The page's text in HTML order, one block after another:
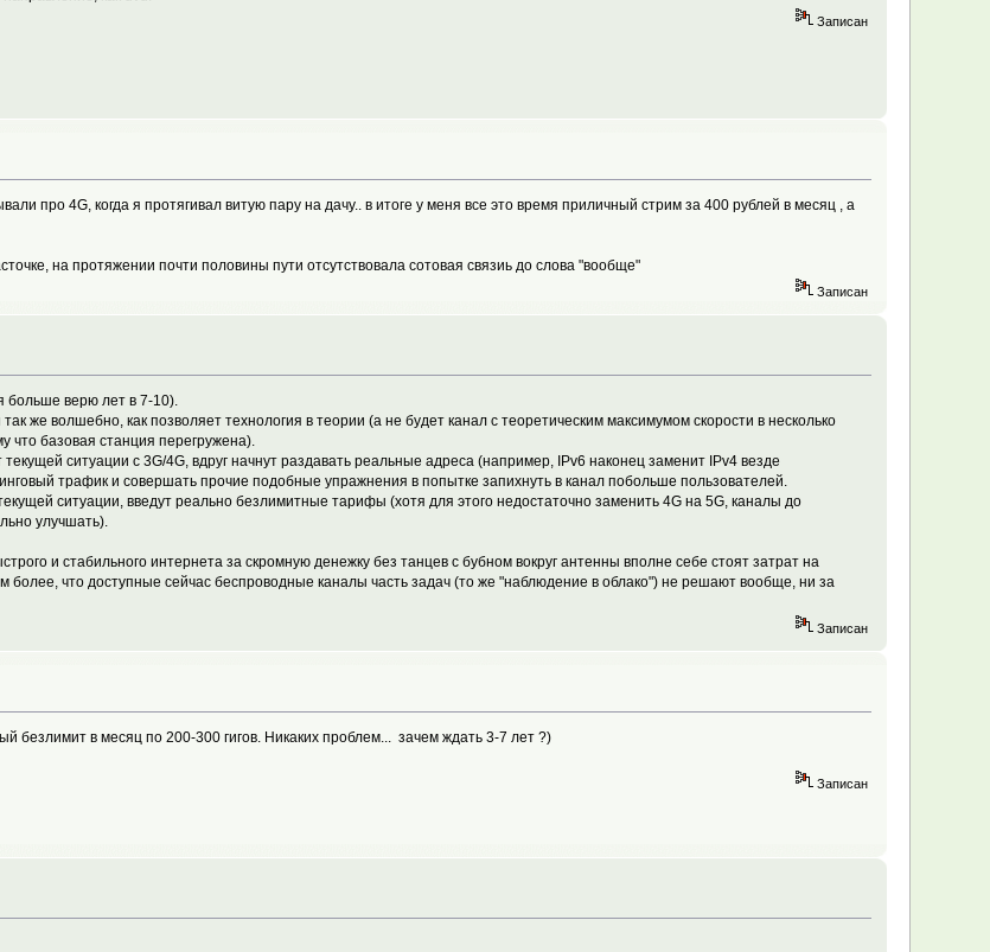
Записан
про 4G, когда я протягивал витую пару на дачу.. в итоге у меня все это время приличный стрим за 400 рублей в месяц , а
на протяжении почти половины пути отсутствовала сотовая связиь до слова "вообще"
Записан
больше верю лет в 7-10).
же волшебно, как позволяет технология в теории (а не будет канал с теоретическим максимумом скорости в несколько
что базовая станция перегружена).
ситуации с 3G/4G, вдруг начнут раздавать реальные адреса (например, IPv6 наконец заменит IPv4 везде
трафик и совершать прочие подобные упражнения в попытке запихнуть в канал побольше пользователей.
ситуации, введут реально безлимитные тарифы (хотя для этого недостаточно заменить 4G на 5G, каналы до
улучшать).
и стабильного интернета за скромную денежку без танцев с бубном вокруг антенны вполне себе стоят затрат на
более, что доступные сейчас беспроводные каналы часть задач (то же "наблюдение в облако") не решают вообще, ни за
Записан
безлимит в месяц по 200-300 гигов. Никаких проблем... зачем ждать 3-7 лет ?)
Записан